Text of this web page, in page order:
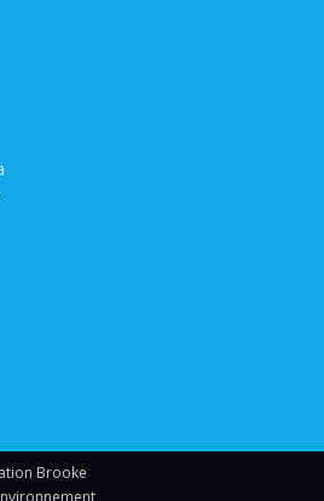
Brooke